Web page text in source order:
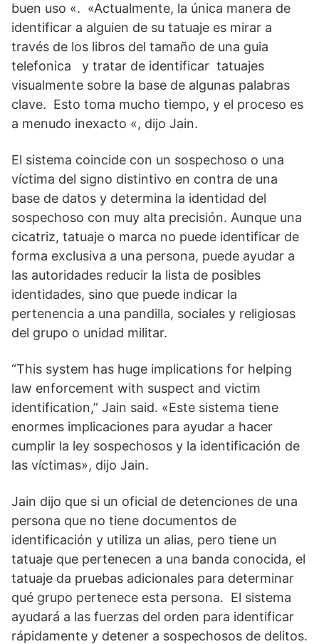
buen uso «. «Actualmente, la única manera de
identificar a alguien de su tatuaje es mirar a
través de los libros del tamaño de una guia
telefonica y tratar de identificar tatuajes
visualmente sobre la base de algunas palabras
clave. Esto toma mucho tiempo, y el proceso es
a menudo inexacto «, dijo Jain.
El sistema coincide con un sospechoso o una
víctima del signo distintivo en contra de una
base de datos y determina la identidad del
sospechoso con muy alta precisión. Aunque una
cicatriz, tatuaje o marca no puede identificar de
forma exclusiva a una persona, puede ayudar a
las autoridades reducir la lista de posibles
identidades, sino que puede indicar la
pertenencia a una pandilla, sociales y religiosas
del grupo o unidad militar.
“This system has huge implications for helping
law enforcement with suspect and victim
identification,” Jain said. «Este sistema tiene
enormes implicaciones para ayudar a hacer
cumplir la ley sospechosos y la identificación de
las víctimas», dijo Jain.
Jain dijo que si un oficial de detenciones de una
persona que no tiene documentos de
identificación y utiliza un alias, pero tiene un
tatuaje que pertenecen a una banda conocida, el
tatuaje da pruebas adicionales para determinar
qué grupo pertenece esta persona. El sistema
ayudará a las fuerzas del orden para identificar
rápidamente y detener a sospechosos de delitos.